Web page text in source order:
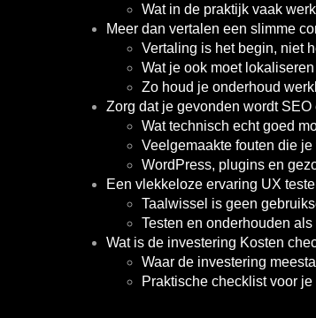
Wat in de praktijk vaak
Meer dan vertalen een slimme
Vertaling is het begin, niet
Wat je ook moet lokaliseren
Zo houd je onderhoud
Zorg dat je gevonden wordt
Wat technisch echt goed
Veelgemaakte fouten die
WordPress, plugins en
Een vlekkeloze ervaring UX
Taalwissel is geen
Testen en onderhouden
Wat is de investering Kosten
Waar de investering
Praktische checklist voor je